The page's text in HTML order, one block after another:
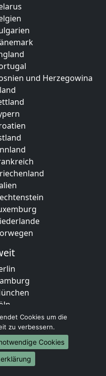
und Herzegowina
am Main
Cookies um die
zu verbessern.
Cookies